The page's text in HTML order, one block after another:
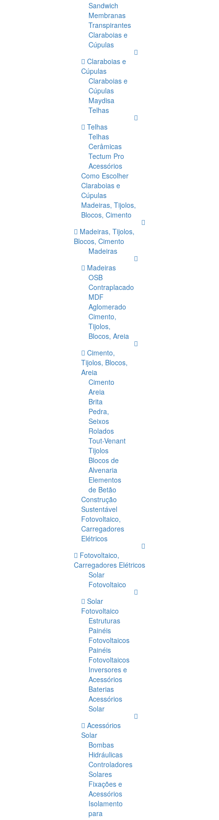
Sandwich
Membranas
Transpirantes
Claraboias e
Cúpulas
Claraboias e
Cúpulas
Claraboias e
Cúpulas
Maydisa
Telhas
Telhas
Telhas
Cerâmicas
Tectum Pro
Acessórios
Como Escolher
Claraboias e
Cúpulas
Madeiras, Tijolos,
Blocos, Cimento
Madeiras, Tijolos,
Blocos, Cimento
Madeiras
Madeiras
OSB
Contraplacado
MDF
Aglomerado
Cimento,
Tijolos,
Blocos, Areia
Cimento,
Tijolos, Blocos,
Areia
Cimento
Areia
Brita
Pedra,
Seixos
Rolados
Tout-Venant
Tijolos
Blocos de
Alvenaria
Elementos
de Betão
Construção
Sustentável
Fotovoltaico,
Carregadores
Elétricos
Fotovoltaico,
Carregadores Elétricos
Solar
Fotovoltaico
Solar
Fotovoltaico
Estruturas
Painéis
Fotovoltaicos
Painéis
Fotovoltaicos
Inversores e
Acessórios
Baterias
Acessórios
Solar
Acessórios
Solar
Bombas
Hidráulicas
Controladores
Solares
Fixações e
Acessórios
Isolamento
para